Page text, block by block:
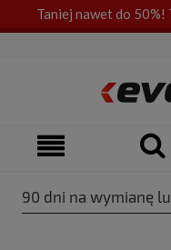
Taniej nawet do 50%!
90 dni na wymianę